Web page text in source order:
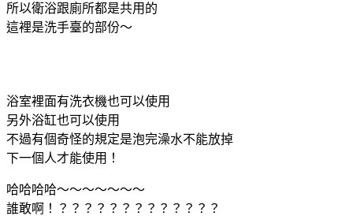
所以衛浴跟廁所都是共用的
這裡是洗手臺的部份～
浴室裡面有洗衣機也可以使用
另外浴缸也可以使用
不過有個奇怪的規定是泡完澡水不能放掉
下一個人才能使用！
哈哈哈哈～～～～～～～
誰敢啊！？？？？？？？？？？？？？